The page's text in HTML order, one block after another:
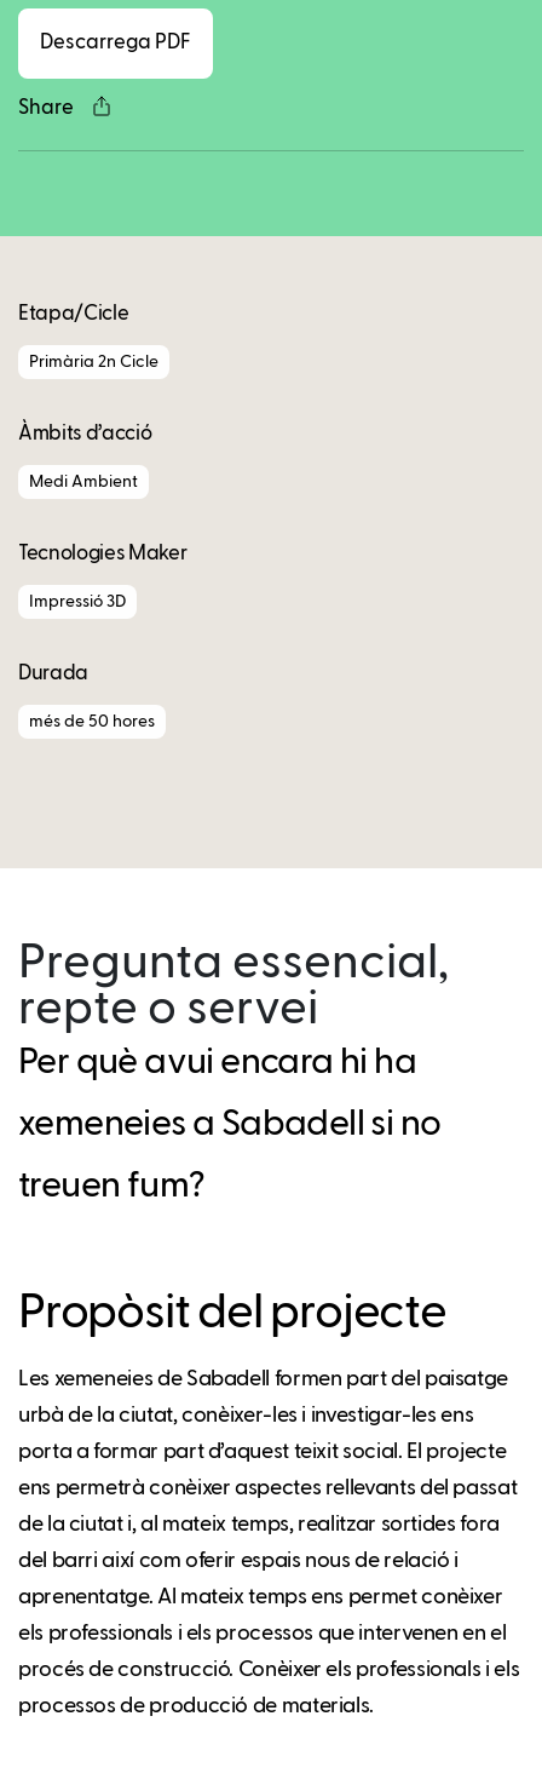
Descarrega PDF
Share
Etapa/Cicle
Primària 2n Cicle
Àmbits d’acció
Medi Ambient
Tecnologies Maker
Impressió 3D
Durada
més de 50 hores
Pregunta essencial,
repte o servei
Per què avui encara hi ha
xemeneies a Sabadell si no
treuen fum?
Propòsit del projecte
Les xemeneies de Sabadell formen part del paisatge
urbà de la ciutat, conèixer-les i investigar-les ens
porta a formar part d’aquest teixit social. El projecte
ens permetrà conèixer aspectes rellevants del passat
de la ciutat i, al mateix temps, realitzar sortides fora
del barri així com oferir espais nous de relació i
aprenentatge. Al mateix temps ens permet conèixer
els professionals i els processos que intervenen en el
procés de construcció. Conèixer els professionals i els
processos de producció de materials.